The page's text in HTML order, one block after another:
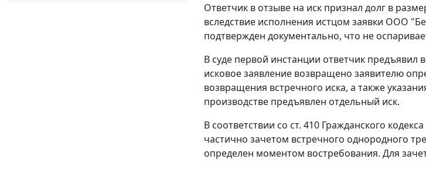
Ответчик в отзыве на иск признал долг в
вследствие исполнения истцом заявки ООО
подтвержден документально, что не
В суде первой инстанции ответчик предъявил
исковое заявление возвращено заявителю
возвращения встречного иска, а также
производстве предъявлен отдельный иск.
В соответствии со ст. 410 Гражданского
частично зачетом встречного однородного
определен моментом востребования. Для